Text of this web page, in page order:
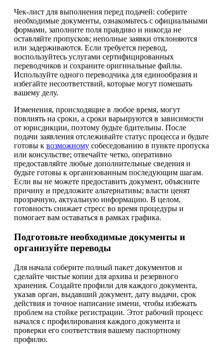
Чек-лист для выполнения перед подачей: соберите
необходимые документы, ознакомьтесь с официальными
формами, заполните поля правдиво и никогда не
оставляйте пропусков; неполные заявки отклоняются
или задерживаются. Если требуется перевод,
воспользуйтесь услугами сертифицированных
переводчиков и сохраните оригинальные файлы.
Используйте одного переводчика для единообразия и
избегайте несоответствий, которые могут помешать
вашему делу.
Изменения, происходящие в любое время, могут
повлиять на сроки, а сроки варьируются в зависимости
от юрисдикции, поэтому будьте бдительны. После
подачи заявления отслеживайте статус процесса и будьте
готовы к возможному собеседованию в пункте пропуска
или консульстве; отвечайте четко, оперативно
предоставляйте любые дополнительные сведения и
будьте готовы к организованным последующим шагам.
Если вы не можете предоставить документ, объясните
причину и предложите альтернативы; власти ценят
прозрачную, актуальную информацию. В целом,
готовность снижает стресс во время процедуры и
помогает вам оставаться в рамках графика.
Подготовьте необходимые документы и
организуйте переводы
Для начала соберите полный пакет документов и
сделайте чистые копии для архива и резервного
хранения. Создайте профили для каждого документа,
указав орган, выдавший документ, дату выдачи, срок
действия и точное написание имени, чтобы избежать
проблем на стойке регистрации. Этот рабочий процесс
начался с профилирования каждого документа и
проверки его соответствия вашему паспортному
профилю.